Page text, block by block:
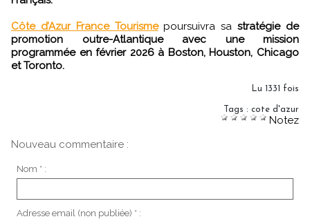
Côte d’Azur France Tourismepoursuivra sastratégie de
promotion outre-Atlantique avec une mission
programmée en février 2026 à Boston, Houston, Chicago
et Toronto.
Lu 1331 fois
Tags : cote d'azur
Notez
Nouveau commentaire :
Nom * :
Adresse email (non publiée) * :